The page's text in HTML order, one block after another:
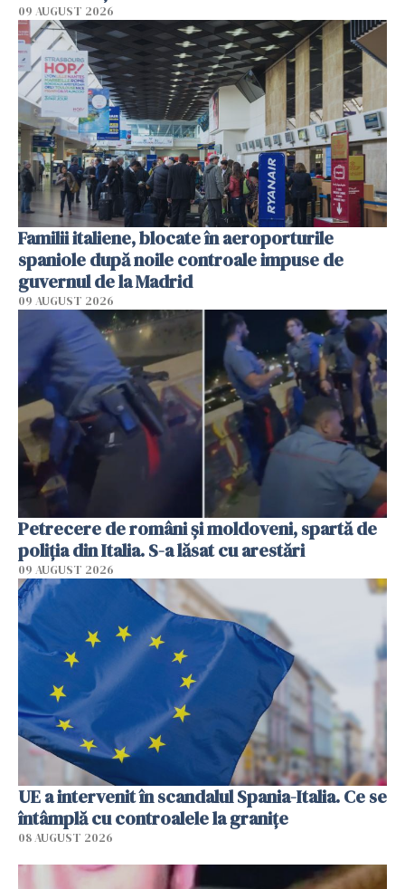
09 AUGUST 2026
Familii italiene, blocate în aeroporturile
spaniole după noile controale impuse de
guvernul de la Madrid
09 AUGUST 2026
Petrecere de români și moldoveni, spartă de
poliția din Italia. S-a lăsat cu arestări
09 AUGUST 2026
UE a intervenit în scandalul Spania-Italia. Ce se
întâmplă cu controalele la granițe
08 AUGUST 2026